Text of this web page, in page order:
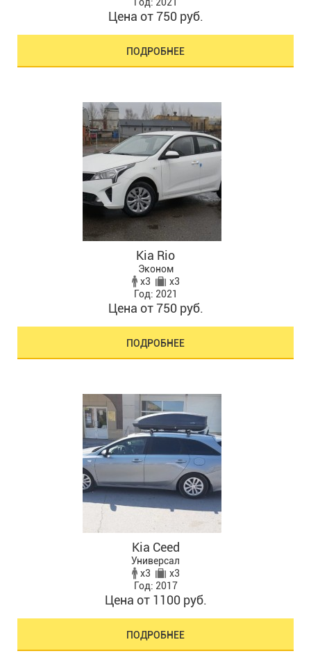
Цена от 750 руб.
ПОДРОБНЕЕ
Kia Rio
Эконом
x3
x3
Год: 2021
Цена от 750 руб.
ПОДРОБНЕЕ
Kia Ceed
Универсал
x3
x3
Год: 2017
Цена от 1100 руб.
ПОДРОБНЕЕ